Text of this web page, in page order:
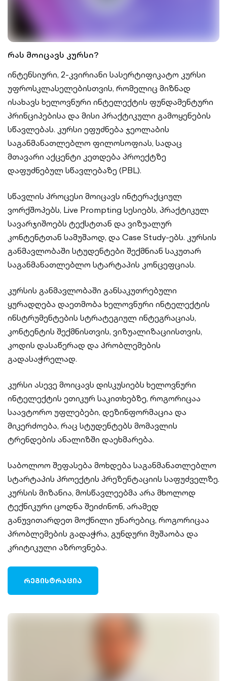
რას მოიცავს კურსი?
ინტენსიური, 2-კვირიანი სასერტიფიკატო კურსი
უფროსკლასელებისთვის, რომელიც მიზნად
ისახავს ხელოვნური ინტელექტის ფუნდამენტური
პრინციპებისა და მისი პრაქტიკული გამოყენების
სწავლებას. კურსი ეფუძნება ჯეოლაბის
საგანმანათლებლო ფილოსოფიას, სადაც
მთავარი აქცენტი კეთდება პროექტზე
დაფუძნებულ სწავლებაზე (PBL).
სწავლის პროცესი მოიცავს ინტერაქციულ
ვორქშოპებს, Live Prompting სესიებს, პრაქტიკულ
სავარჯიშოებს ტექსტთან და ვიზუალურ
კონტენტთან სამუშაოდ, და Case Study-ებს. კურსის
განმავლობაში სტუდენტები შექმნიან საკუთარ
საგანმანათლებლო სტარტაპის კონცეფციას.
კურსის განმავლობაში განსაკუთრებული
ყურადღება დაეთმობა ხელოვნური ინტელექტის
ინსტრუმენტების სტრატეგიულ ინტეგრაციას,
კონტენტის შექმნისთვის, ვიზუალიზაციისთვის,
კოდის დასაწერად და პრობლემების
გადასაჭრელად.
კურსი ასევე მოიცავს დისკუსიებს ხელოვნური
ინტელექტის ეთიკურ საკითხებზე, როგორიცაა
საავტორო უფლებები, დეზინფორმაცია და
მიკერძოება, რაც სტუდენტებს მომავლის
ტრენდების ანალიზში დაეხმარება.
საბოლოო შეფასება მოხდება საგანმანათლებლო
სტარტაპის პროექტის პრეზენტაციის საფუძველზე.
კურსის მიზანია, მოსწავლეებმა არა მხოლოდ
ტექნიკური ცოდნა შეიძინონ, არამედ
განუვითარდეთ მოქნილი უნარებიც, როგორიცაა
პრობლემების გადაჭრა, გუნდური მუშაობა და
კრიტიკული აზროვნება.
ᲠᲔᲒᲘᲡᲢᲠᲐᲪᲘᲐ